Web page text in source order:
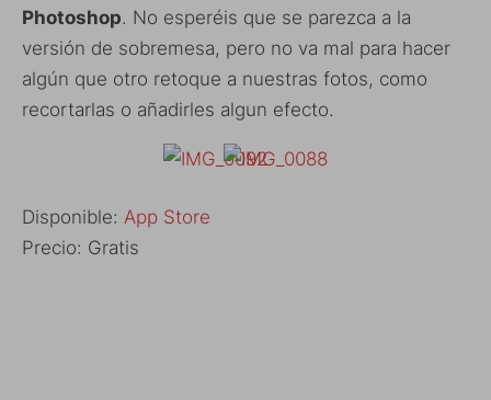
Photoshop. No esperéis que se parezca a la
versión de sobremesa, pero no va mal para hacer
algún que otro retoque a nuestras fotos, como
recortarlas o añadirles algun efecto.
Disponible: App Store
Precio: Gratis